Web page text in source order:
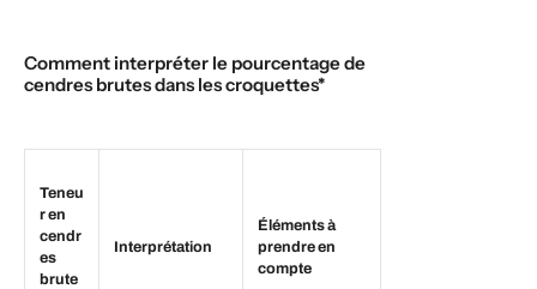
Comment interpréter le pourcentage de
cendres brutes dans les croquettes*
Teneu
r en
cendr
es
brute
Interprétation
Éléments à
prendre en
compte